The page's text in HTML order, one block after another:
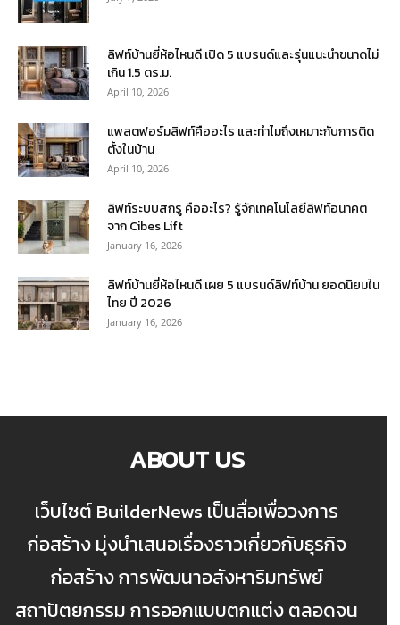
ลิฟท์บ้านยี่ห้อไหนดี เปิด 5 แบรนด์และรุ่นแนะนำขนาดไม่
เกิน 1.5 ตร.ม.
April 10, 2026
แพลตฟอร์มลิฟท์คืออะไร และทำไมถึงเหมาะกับการติด
ตั้งในบ้าน
April 10, 2026
ลิฟท์ระบบสกรู คืออะไร? รู้จักเทคโนโลยีลิฟท์อนาคต
จาก Cibes Lift
January 16, 2026
ลิฟท์บ้านยี่ห้อไหนดี เผย 5 แบรนด์ลิฟท์บ้าน ยอดนิยมใน
ไทย ปี 2026
January 16, 2026
ABOUT US
เว็บไซต์ BuilderNews เป็นสื่อเพื่อวงการ
ก่อสร้าง มุ่งนำเสนอเรื่องราวเกี่ยวกับธุรกิจ
ก่อสร้าง การพัฒนาอสังหาริมทรัพย์
สถาปัตยกรรม การออกแบบตกแต่ง ตลอดจน